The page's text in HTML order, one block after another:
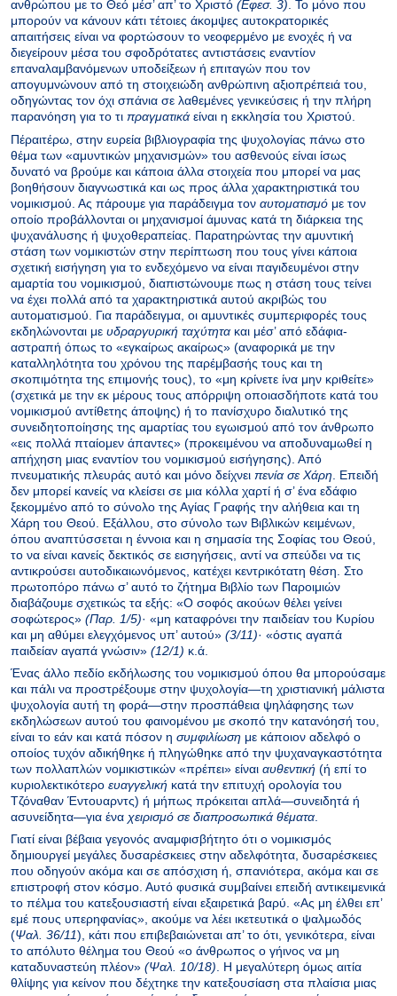
ανθρώπου με το Θεό μέσ’ απ’ το Χριστό (Εφεσ. 3). Το μόνο που
μπορούν να κάνουν κάτι τέτοιες άκομψες αυτοκρατορικές
απαιτήσεις είναι να φορτώσουν το νεοφερμένο με ενοχές ή να
διεγείρουν μέσα του σφοδρότατες αντιστάσεις εναντίον
επαναλαμβανόμενων υποδείξεων ή επιταγών που τον
απογυμνώνουν από τη στοιχειώδη ανθρώπινη αξιοπρέπειά του,
οδηγώντας τον όχι σπάνια σε λαθεμένες γενικεύσεις ή την πλήρη
παρανόηση για το τι πραγματικά είναι η εκκλησία του Χριστού.
Πέραιτέρω, στην ευρεία βιβλιογραφία της ψυχολογίας πάνω στο
θέμα των «αμυντικών μηχανισμών» του ασθενούς είναι ίσως
δυνατό να βρούμε και κάποια άλλα στοιχεία που μπορεί να μας
βοηθήσουν διαγνωστικά και ως προς άλλα χαρακτηριστικά του
νομικισμού. Ας πάρουμε για παράδειγμα τον αυτοματισμό με τον
οποίο προβάλλονται οι μηχανισμοί άμυνας κατά τη διάρκεια της
ψυχανάλυσης ή ψυχοθεραπείας. Παρατηρώντας την αμυντική
στάση των νομικιστών στην περίπτωση που τους γίνει κάποια
σχετική εισήγηση για το ενδεχόμενο να είναι παγιδευμένοι στην
αμαρτία του νομικισμού, διαπιστώνουμε πως η στάση τους τείνει
να έχει πολλά από τα χαρακτηριστικά αυτού ακριβώς του
αυτοματισμού. Για παράδειγμα, οι αμυντικές συμπεριφορές τους
εκδηλώνονται με υδραργυρική ταχύτητα και μέσ’ από εδάφια-
αστραπή όπως το «εγκαίρως ακαίρως» (αναφορικά με την
καταλληλότητα του χρόνου της παρέμβασής τους και τη
σκοπιμότητα της επιμονής τους), το «μη κρίνετε ίνα μην κριθείτε»
(σχετικά με την εκ μέρους τους απόρριψη οποιασδήποτε κατά του
νομικισμού αντίθετης άποψης) ή το πανίσχυρο διαλυτικό της
συνειδητοποίησης της αμαρτίας του εγωισμού από τον άνθρωπο
«εις πολλά πταίομεν άπαντες» (προκειμένου να αποδυναμωθεί η
απήχηση μιας εναντίον του νομικισμού εισήγησης). Από
πνευματικής πλευράς αυτό και μόνο δείχνει πενία σε Χάρη . Επειδή
δεν μπορεί κανείς να κλείσει σε μια κόλλα χαρτί ή σ’ ένα εδάφιο
ξεκομμένο από το σύνολο της Αγίας Γραφής την αλήθεια και τη
Χάρη του Θεού. Εξάλλου, στο σύνολο των Βιβλικών κειμένων,
όπου αναπτύσσεται η έννοια και η σημασία της Σοφίας του Θεού,
το να είναι κανείς δεκτικός σε εισηγήσεις, αντί να σπεύδει να τις
αντικρούσει αυτοδικαιωνόμενος, κατέχει κεντρικότατη θέση. Στο
πρωτοπόρο πάνω σ’ αυτό το ζήτημα Βιβλίο των Παροιμιών
διαβάζουμε σχετικώς τα εξής: «Ο σοφός ακούων θέλει γείνει
σοφώτερος» (Παρ. 1/5)· «μη καταφρόνει την παιδείαν του Κυρίου
και μη αθύμει ελεγχόμενος υπ’ αυτού» (3/11)· «όστις αγαπά
παιδείαν αγαπά γνώσιν» (12/1) κ.ά.
Ένας άλλο πεδίο εκδήλωσης του νομικισμού όπου θα μπορούσαμε
και πάλι να προστρέξουμε στην ψυχολογία—τη χριστιανική μάλιστα
ψυχολογία αυτή τη φορά—στην προσπάθεια ψηλάφησης των
εκδηλώσεων αυτού του φαινομένου με σκοπό την κατανόησή του,
είναι το εάν και κατά πόσον η συμφιλίωση με κάποιον αδελφό ο
οποίος τυχόν αδικήθηκε ή πληγώθηκε από την ψυχαναγκαστότητα
των πολλαπλών νομικιστικών «πρέπει» είναι αυθεντική (ή επί το
κυριολεκτικότερο ευαγγελική κατά την επιτυχή ορολογία του
Τζόναθαν Έντουαρντς) ή μήπως πρόκειται απλά—συνειδητά ή
ασυνείδητα—για ένα χειρισμό σε διαπροσωπικά θέματα
Γιατί είναι βέβαια γεγονός αναμφισβήτητο ότι ο νομικισμός
δημιουργεί μεγάλες δυσαρέσκειες στην αδελφότητα, δυσαρέσκειες
που οδηγούν ακόμα και σε απόσχιση ή, σπανιότερα, ακόμα και σε
επιστροφή στον κόσμο. Αυτό φυσικά συμβαίνει επειδή αντικειμενικά
το πέλμα του κατεξουσιαστή είναι εξαιρετικά βαρύ. «Ας μη έλθει επ’
εμέ πους υπερηφανίας», ακούμε να λέει ικετευτικά ο ψαλμωδός
(Ψαλ. 36/11), κάτι που επιβεβαιώνεται απ’ το ότι, γενικότερα, είναι
το απόλυτο θέλημα του Θεού «ο άνθρωπος ο γήινος να μη
καταδυναστεύη πλέον» (Ψαλ. 10/18) . Η μεγαλύτερη όμως αιτία
θλίψης για κείνον που δέχτηκε την κατεξουσίαση στα πλαίσια μιας